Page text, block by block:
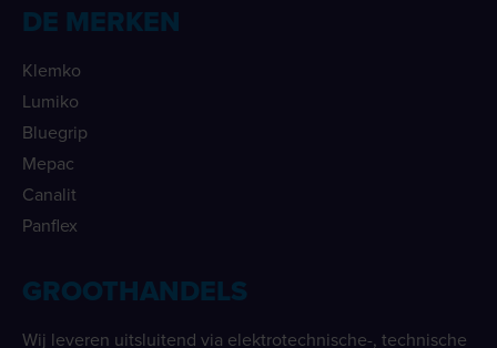
DE MERKEN
Klemko
Lumiko
Bluegrip
Mepac
Canalit
Panflex
GROOTHANDELS
Wij leveren uitsluitend via elektrotechnische-, technische